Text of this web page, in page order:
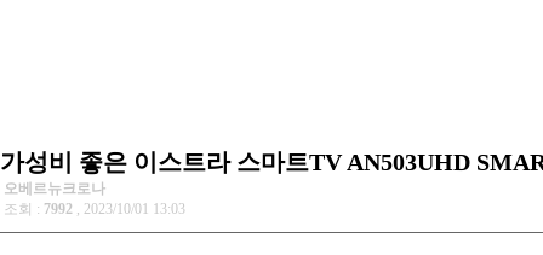
가성비 좋은 이스트라 스마트TV AN503UHD
오베르뉴크로나
조회 : 7992 , 2023/10/01 13:03